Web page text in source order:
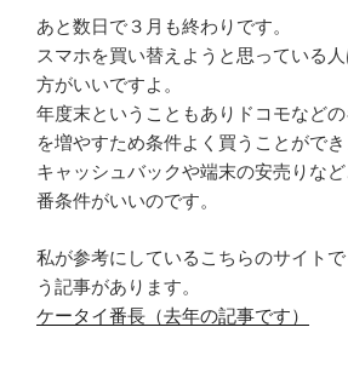
あと数日で３月も終わりです。
スマホを買い替えようと思っている
方がいいですよ。
年度末ということもありドコモなど
を増やすため条件よく買うことができ
キャッシュバックや端末の安売りな
番条件がいいのです。
私が参考にしているこちらのサイト
う記事があります。
ケータイ番長（去年の記事です）